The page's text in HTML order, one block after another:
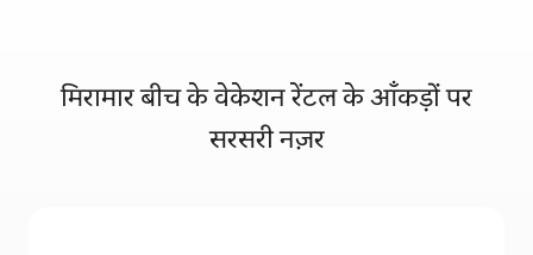
मिरामार बीच के वेकेशन रेंटल के आँकड़ों पर
सरसरी नज़र